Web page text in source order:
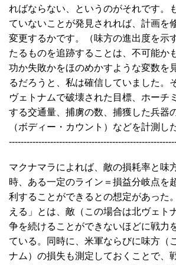
ればならない、というのがそれです。
ていないことが発見されれば、計画を
変更するかです。（味方の進出度を示
たるものを追跡することは、不可能か
功か失敗かをほのめかすような変数を
るだろうと、私は確信していました。
ヴェトナムで破壊された目標、ホーチ
する交通量、捕虜の数、捕獲した兵器
（ボディー・カウント）などを計測し
マクナマラによれば、敵の損耗率と味
時、ある一定のライン＝損益分岐点を
利することができるとの想定があった
える」とは、敵（この場合は北ヴェト
争を続けることができないほどに戦力
ている。同時に、米軍ならびに味方（
ナム）の損失も測定しておくことで、